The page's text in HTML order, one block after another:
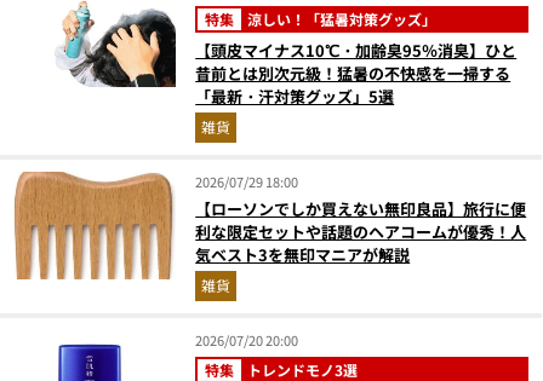
特集 涼しい！「猛暑対策グッズ」
【頭皮マイナス10℃・加齢臭95％消臭】ひと
昔前とは別次元級！猛暑の不快感を一掃する
「最新・汗対策グッズ」5選
雑貨
2026/07/29 18:00
【ローソンでしか買えない無印良品】旅行に便
利な限定セットや話題のヘアコームが優秀！人
気ベスト3を無印マニアが解説
雑貨
2026/07/20 20:00
特集 トレンドモノ3選